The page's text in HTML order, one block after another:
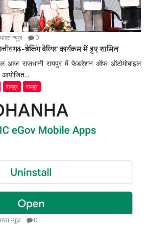
भारत न्यूज़ 0
ब्रेकिंग बेरियर‘ कार्यक्रम में हुए शामिल
आज राजधानी रायपुर में फेडरेशन ऑफ ऑटोमोबाइल
आयोजित...
रायपुर रायपुर
न्यूज़ 0